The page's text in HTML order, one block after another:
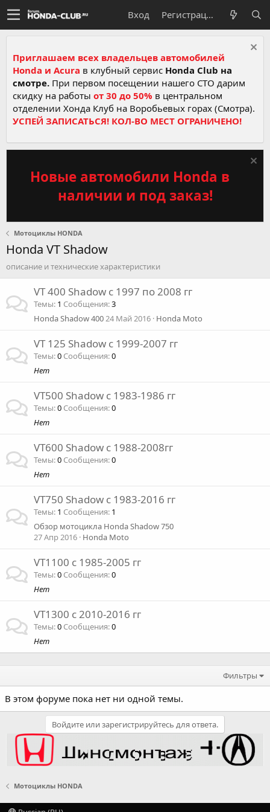
Вход Регистрация
Приглашаем всех владельцев автомобилей
Honda и Acura в клубный сервис Honda Club на
смотре. При первом посещении нашего СТО дарим
скидку на работы от 30 до 50% в центральном
отделении Хонда Клуб на Воробьевых горах (Смотра).
УСПЕЙ ЗАПИСАТЬСЯ! КОЛ-ВО МЕСТ ОГРАНИЧЕНО!
Новые автомобили Honda в
наличии и под заказ!
Мотоциклы HONDA
Honda VT Shadow
описание и технические характеристики
VT 400 Shadow c 1997 по 2008 гг
Темы 1 Сообщения 3
Honda Shadow 40024 Май 2016 Honda Moto
VT 125 Shadow c 1999-2007 гг
Темы 0 Сообщения 0
Нет
VT500 Shadow с 1983-1986 гг
Темы 0 Сообщения 0
Нет
VT600 Shadow с 1988-2008гг
Темы 0 Сообщения 0
Нет
VT750 Shadow c 1983-2016 гг
Темы 1 Сообщения 1
Обзор мотоцикла Honda Shadow 750
27 Апр 2016 Honda Moto
VT1100 c 1985-2005 гг
Темы 0 Сообщения 0
Нет
VT1300 с 2010-2016 гг
Темы 0 Сообщения 0
Нет
Фильтры
В этом форуме пока нет ни одной темы.
Войдите или зарегистрируйтесь для ответа.
Мотоциклы HONDA